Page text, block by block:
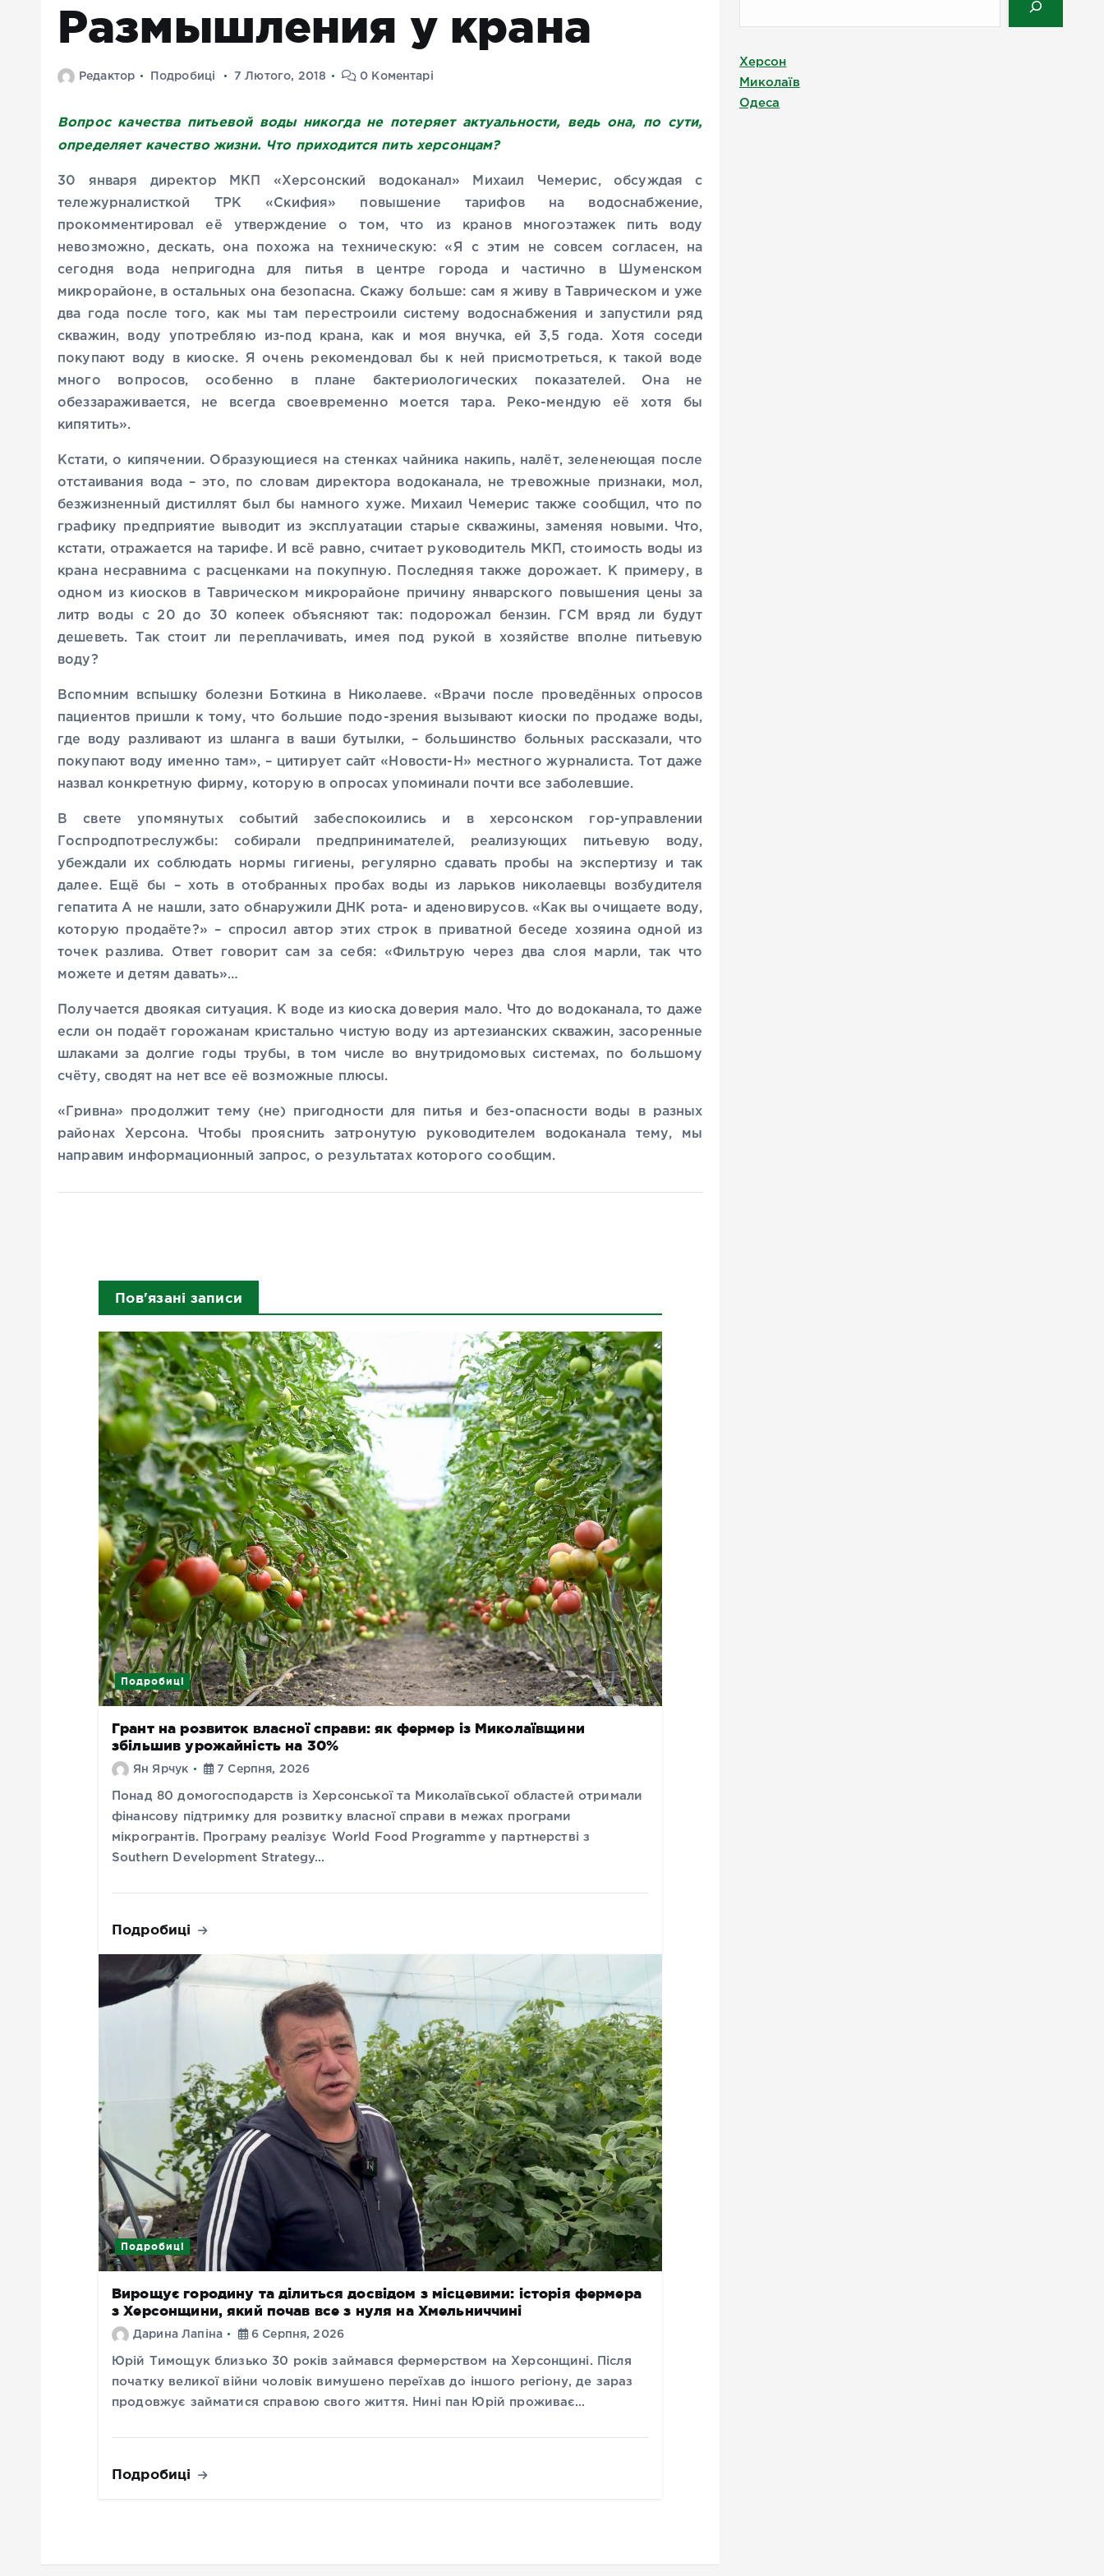
Размышления у крана
Редактор Подробиці 7 Лютого, 2018 0 Коментарі
Вопрос качества питьевой воды никогда не потеряет актуальности, ведь она, по сути,
определяет качество жизни. Что приходится пить херсонцам?
30 января директор МКП «Херсонский водоканал» Михаил Чемерис, обсуждая с
тележурналисткой ТРК «Скифия» повышение тарифов на водоснабжение,
прокомментировал её утверждение о том, что из кранов многоэтажек пить воду
невозможно, дескать, она похожа на техническую: «Я с этим не совсем согласен, на
сегодня вода непригодна для питья в центре города и частично в Шуменском
микрорайоне, в остальных она безопасна. Скажу больше: сам я живу в Таврическом и уже
два года после того, как мы там перестроили систему водоснабжения и запустили ряд
скважин, воду употребляю из-под крана, как и моя внучка, ей 3,5 года. Хотя соседи
покупают воду в киоске. Я очень рекомендовал бы к ней присмотреться, к такой воде
много вопросов, особенно в плане бактериологических показателей. Она не
обеззараживается, не всегда своевременно моется тара. Реко-мендую её хотя бы
кипятить».
Кстати, о кипячении. Образующиеся на стенках чайника накипь, налёт, зеленеющая после
отстаивания вода – это, по словам директора водоканала, не тревожные признаки, мол,
безжизненный дистиллят был бы намного хуже. Михаил Чемерис также сообщил, что по
графику предприятие выводит из эксплуатации старые скважины, заменяя новыми. Что,
кстати, отражается на тарифе. И всё равно, считает руководитель МКП, стоимость воды из
крана несравнима с расценками на покупную. Последняя также дорожает. К примеру, в
одном из киосков в Таврическом микрорайоне причину январского повышения цены за
литр воды с 20 до 30 копеек объясняют так: подорожал бензин. ГСМ вряд ли будут
дешеветь. Так стоит ли переплачивать, имея под рукой в хозяйстве вполне питьевую
воду?
Вспомним вспышку болезни Боткина в Николаеве. «Врачи после проведённых опросов
пациентов пришли к тому, что большие подо-зрения вызывают киоски по продаже воды,
где воду разливают из шланга в ваши бутылки, – большинство больных рассказали, что
покупают воду именно там», – цитирует сайт «Новости-Н» местного журналиста. Тот даже
назвал конкретную фирму, которую в опросах упоминали почти все заболевшие.
В свете упомянутых событий забеспокоились и в херсонском гор-управлении
Госпродпотреслужбы: собирали предпринимателей, реализующих питьевую воду,
убеждали их соблюдать нормы гигиены, регулярно сдавать пробы на экспертизу и так
далее. Ещё бы – хоть в отобранных пробах воды из ларьков николаевцы возбудителя
гепатита А не нашли, зато обнаружили ДНК рота- и аденовирусов. «Как вы очищаете воду,
которую продаёте?» – спросил автор этих строк в приватной беседе хозяина одной из
точек разлива. Ответ говорит сам за себя: «Фильтрую через два слоя марли, так что
можете и детям давать»…
Получается двоякая ситуация. К воде из киоска доверия мало. Что до водоканала, то даже
если он подаёт горожанам кристально чистую воду из артезианских скважин, засоренные
шлаками за долгие годы трубы, в том числе во внутридомовых системах, по большому
счёту, сводят на нет все её возможные плюсы.
«Гривна» продолжит тему (не) пригодности для питья и без-опасности воды в разных
районах Херсона. Чтобы прояснить затронутую руководителем водоканала тему, мы
направим информационный запрос, о результатах которого сообщим.
Пов'язані записи
Подробиці
Грант на розвиток власної справи: як фермер із Миколаївщини
збільшив урожайність на 30%
Ян Ярчук 7 Серпня, 2026
Понад 80 домогосподарств із Херсонської та Миколаївської областей отримали
фінансову підтримку для розвитку власної справи в межах програми
мікрогрантів. Програму реалізує World Food Programme у партнерстві з
Southern Development Strategy…
Подробиці
Подробиці
Вирощує городину та ділиться досвідом з місцевими: історія фермера
з Херсонщини, який почав все з нуля на Хмельниччині
Дарина Лапіна 6 Серпня, 2026
Юрій Тимощук близько 30 років займався фермерством на Херсонщині. Після
початку великої війни чоловік вимушено переїхав до іншого регіону, де зараз
продовжує займатися справою свого життя. Нині пан Юрій проживає…
Подробиці
Херсон
Миколаїв
Одеса